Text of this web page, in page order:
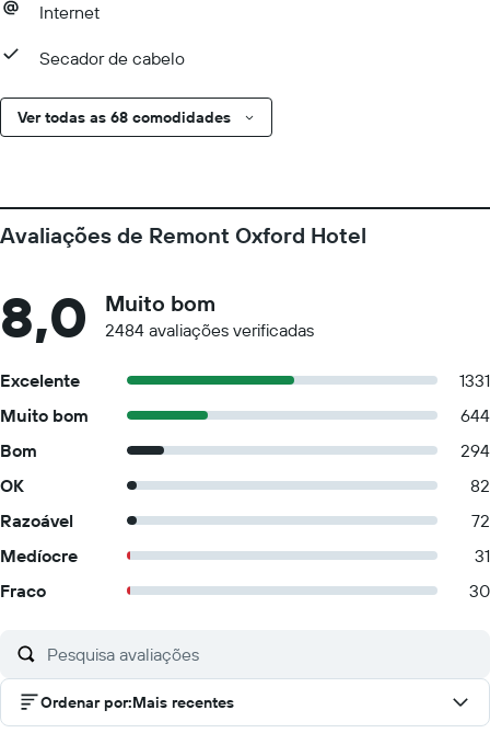
Internet
Secador de cabelo
Ver todas as 68 comodidades
Avaliações de Remont Oxford Hotel
8,0 Muito bom
2484 avaliações verificadas
Excelente
1331
Muito bom
644
Bom
294
OK
82
Razoável
72
Medíocre
31
Fraco
30
Ordenar por:Mais recentes